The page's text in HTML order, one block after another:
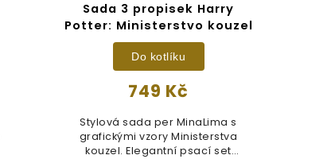
Sada 3 propisek Harry
Potter: Ministerstvo kouzel
749 Kč
Do kotlíku
Stylová sada per MinaLima s
grafickými vzory Ministerstva
kouzel. Elegantní psací set